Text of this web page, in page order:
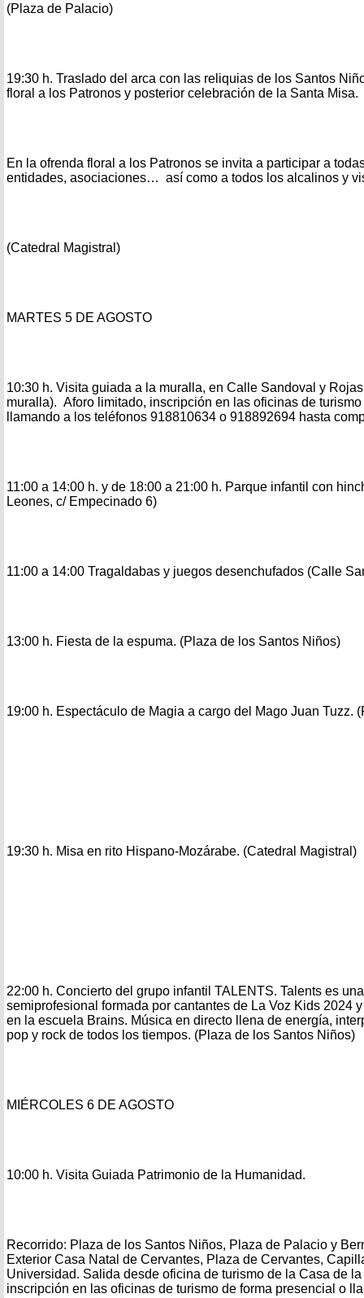
(Plaza de Palacio)
19:30 h. Traslado del arca con las reliquias de los Santos
floral a los Patronos y posterior celebración de la Santa Misa.
En la ofrenda floral a los Patronos se invita a participar a
entidades, asociaciones… así como a todos los alcalinos y
(Catedral Magistral)
MARTES 5 DE AGOSTO
10:30 h. Visita guiada a la muralla, en Calle Sandoval y
muralla). Aforo limitado, inscripción en las oficinas de
llamando a los teléfonos 918810634 o 918892694 hasta
11:00 a 14:00 h. y de 18:00 a 21:00 h. Parque infantil con
Leones, c/ Empecinado 6)
11:00 a 14:00 Tragaldabas y juegos desenchufados (Calle
13:00 h. Fiesta de la espuma. (Plaza de los Santos Niños)
19:00 h. Espectáculo de Magia a cargo del Mago Juan Tuzz.
19:30 h. Misa en rito Hispano-Mozárabe. (Catedral Magistral)
22:00 h. Concierto del grupo infantil TALENTS. Talents es
semiprofesional formada por cantantes de La Voz Kids 2024
en la escuela Brains. Música en directo llena de energía,
pop y rock de todos los tiempos. (Plaza de los Santos Niños)
MIÉRCOLES 6 DE AGOSTO
10:00 h. Visita Guiada Patrimonio de la Humanidad.
Recorrido: Plaza de los Santos Niños, Plaza de Palacio y
Exterior Casa Natal de Cervantes, Plaza de Cervantes,
Universidad. Salida desde oficina de turismo de la Casa de
inscripción en las oficinas de turismo de forma presencial o